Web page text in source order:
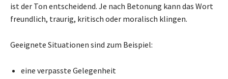
ist der Ton entscheidend. Je nach Betonung kann das Wort
freundlich, traurig, kritisch oder moralisch klingen.
Geeignete Situationen sind zum Beispiel:
eine verpasste Gelegenheit